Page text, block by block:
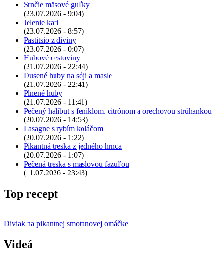
Srnčie mäsové guľky
(23.07.2026 - 9:04)
Jelenie kari
(23.07.2026 - 8:57)
Pastitsio z diviny
(23.07.2026 - 0:07)
Hubové cestoviny
(21.07.2026 - 22:44)
Dusené huby na sóji a masle
(21.07.2026 - 22:41)
Plnené huby
(21.07.2026 - 11:41)
Pečený halibut s feniklom, citrónom a orechovou strúhankou
(20.07.2026 - 14:53)
Lasagne s rybím koláčom
(20.07.2026 - 1:22)
Pikantná treska z jedného hrnca
(20.07.2026 - 1:07)
Pečená treska s maslovou fazuľou
(11.07.2026 - 23:43)
Top recept
Diviak na pikantnej smotanovej omáčke
Videá